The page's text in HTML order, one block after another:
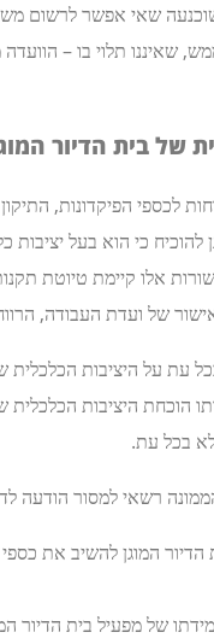
שאי אפשר לרשום
שאיננו תלוי בו –
של בית הדיור
לכספי הפיקדונות,
להוכיח כי הוא בעל
של ועדת העבודה,
על היציבות הכלכלית של
שבמסגרתו הוכחת היציבות
בכל עת.
רשאי למסור הודעה
הדיור המוגן להשיב את
של מפעיל בית הדיור